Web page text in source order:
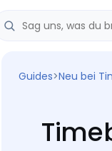
Guides>Neu bei